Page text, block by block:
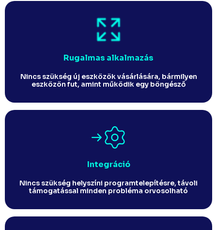
Rugalmas alkalmazás
Nincs szükség új eszközök vásárlására, bármilyen
eszközön fut, amint működik egy böngésző​
Integráció
Nincs szükség helyszíni programtelepítésre, távoli
támogatással minden probléma orvosolható​